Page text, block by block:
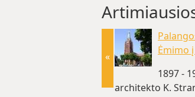
Ėmimo
1897 -
architekto K.
«